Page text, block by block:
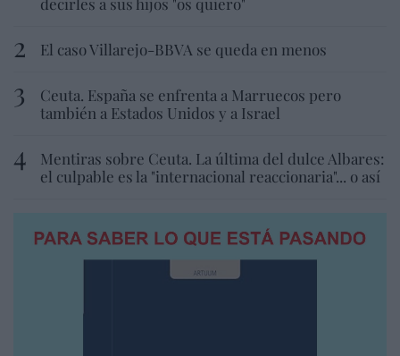
El caso Villarejo-BBVA se queda en menos
Ceuta. España se enfrenta a Marruecos pero
también a Estados Unidos y a Israel
Mentiras sobre Ceuta. La última del dulce Albares:
el culpable es la "internacional reaccionaria"... o así